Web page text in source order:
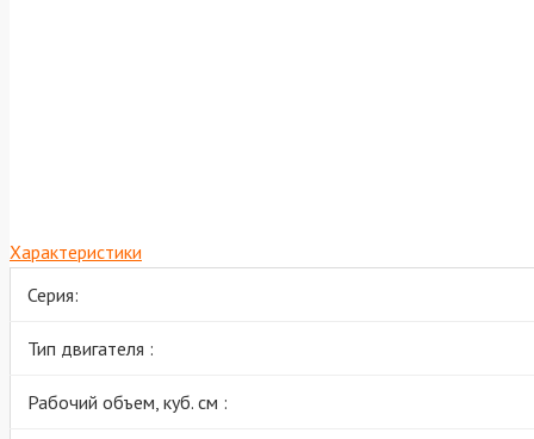
Характеристики
Серия:
Тип двигателя :
Рабочий объем, куб. см :